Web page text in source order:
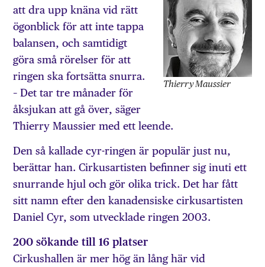
Thierry Maussier
att dra upp knäna vid rätt
ögonblick för att inte tappa
balansen, och samtidigt
göra små rörelser för att
ringen ska fortsätta snurra.
– Det tar tre månader för
åksjukan att gå över, säger
Thierry Maussier med ett leende.
Den så kallade cyr-ringen är populär just nu,
berättar han. Cirkusartisten befinner sig inuti ett
snurrande hjul och gör olika trick. Det har fått
sitt namn efter den kanadensiske cirkusartisten
Daniel Cyr, som utvecklade ringen 2003.
200 sökande till 16 platser
Cirkushallen är mer hög än lång här vid